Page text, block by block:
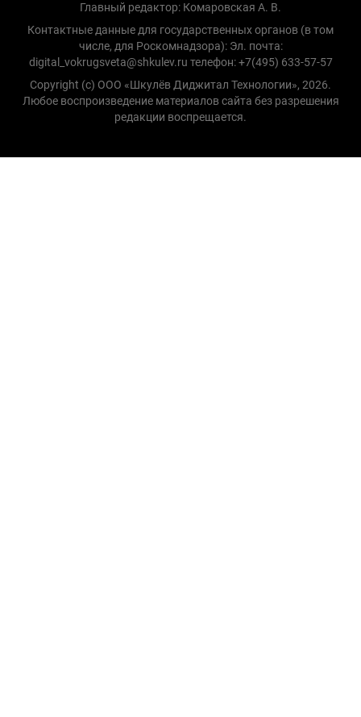
Главный редактор: Комаровская А. В.
Контактные данные для государственных органов (в том
числе, для Роскомнадзора): Эл. почта:
digital_vokrugsveta@shkulev.ru телефон: +7(495) 633-57-57
Copyright (с) ООО «Шкулёв Диджитал Технологии», 2026.
Любое воспроизведение материалов сайта без разрешения
редакции воспрещается.